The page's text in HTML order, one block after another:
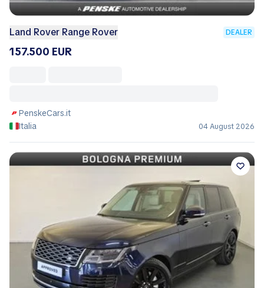
Land Rover Range Rover DEALER
157.500 EUR
PenskeCars.it
Italia
04 August 2026